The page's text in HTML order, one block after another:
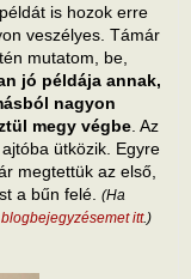
is hozok erre
veszélyes. Támár
mutatom, be,
jó példája annak,
nagyon
megy végbe . Az
ütközik. Egyre
megtettük az első,
a bűn felé. (Ha
itt.)